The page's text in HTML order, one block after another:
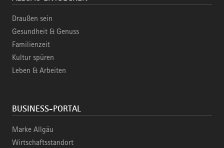
Draußen sein
Gesundheit & Genuss
Familienzeit
Kultur spüren
Leben & Arbeiten
BUSINESS-PORTAL
Marke Allgäu
Wirtschaftsstandort